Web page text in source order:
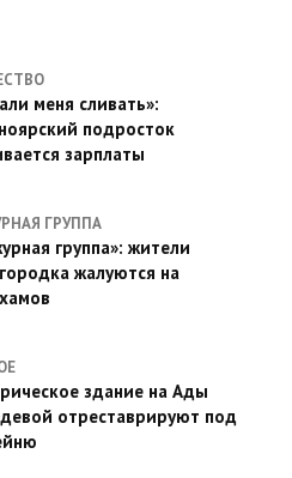
меня сливать»:
подросток
зарплаты
ГРУППА
группа»: жители
жалуются на
здание на Ады
отреставрируют под